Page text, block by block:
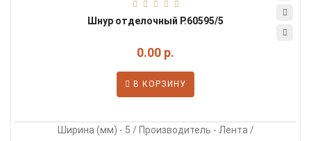
Шнур отделочный Р.60595/5
0.00 р.
В КОРЗИНУ
Ширина (мм) - 5 / Производитель - Лента /